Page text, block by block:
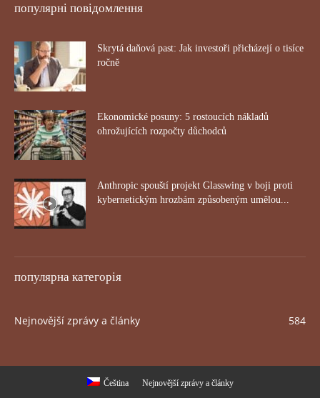
популярні повідомлення
Skrytá daňová past: Jak investoři přicházejí o tisíce
ročně
Ekonomické posuny: 5 rostoucích nákladů
ohrožujících rozpočty důchodců
Anthropic spouští projekt Glasswing v boji proti
kybernetickým hrozbám způsobeným umělou...
популярна категорія
Nejnovější zprávy a články 584
Čeština Nejnovější zprávy a články